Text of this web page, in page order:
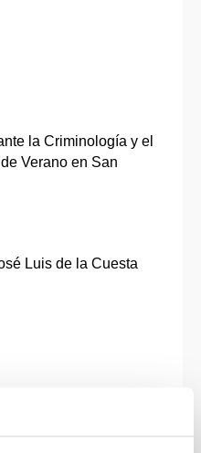
la Criminología y el
Verano en San
Luis de la Cuesta